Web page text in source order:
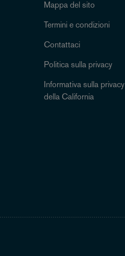
Mappa del sito
Termini e condizioni
Contattaci
Politica sulla privacy
Informativa sulla privacy
della California